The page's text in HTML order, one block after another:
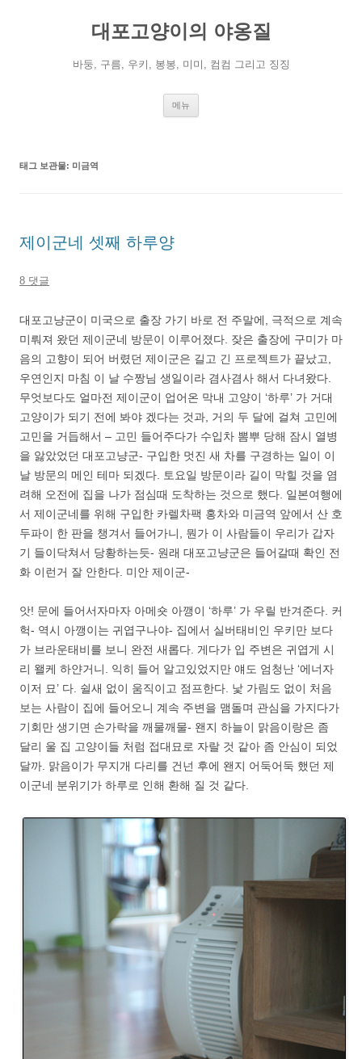
대포고양이의 야옹질
바둥, 구름, 우키, 봉봉, 미미, 컴컴 그리고 징징
메뉴
태그 보관물: 미금역
제이군네 셋째 하루양
8 댓글
대포고냥군이 미국으로 출장 가기 바로 전 주말에, 극적으로 계속
미뤄져 왔던 제이군네 방문이 이루어졌다. 잦은 출장에 구미가 마
음의 고향이 되어 버렸던 제이군은 길고 긴 프로젝트가 끝났고,
우연인지 마침 이 날 수짱님 생일이라 겸사겸사 해서 다녀왔다.
무엇보다도 얼마전 제이군이 업어온 막내 고양이 ‘하루’ 가 거대
고양이가 되기 전에 봐야 겠다는 것과, 거의 두 달에 걸쳐 고민에
고민을 거듭해서 – 고민 들어주다가 수입차 뽐뿌 당해 잠시 열병
을 앓았었던 대포고냥군- 구입한 멋진 새 차를 구경하는 일이 이
날 방문의 메인 테마 되겠다. 토요일 방문이라 길이 막힐 것을 염
려해 오전에 집을 나가 점심때 도착하는 것으로 했다. 일본여행에
서 제이군네를 위해 구입한 카렐차팩 홍차와 미금역 앞에서 산 호
두파이 한 판을 챙겨서 들어가니, 뭔가 이 사람들이 우리가 갑자
기 들이닥쳐서 당황하는듯- 원래 대포고냥군은 들어갈때 확인 전
화 이런거 잘 안한다. 미안 제이군-
앗! 문에 들어서자마자 아메숏 아깽이 ‘하루’ 가 우릴 반겨준다. 커
헉- 역시 아깽이는 귀엽구나야- 집에서 실버태비인 우키만 보다
가 브라운태비를 보니 완전 새롭다. 게다가 입 주변은 귀엽게 시
리 왤케 하얀거니. 익히 들어 알고있었지만 얘도 엄청난 ‘에너자
이저 묘’ 다. 쉴새 없이 움직이고 점프한다. 낯 가림도 없이 처음
보는 사람이 집에 들어오니 계속 주변을 맴돌며 관심을 가지다가
기회만 생기면 손가락을 깨물깨물- 왠지 하늘이 맑음이랑은 좀
달리 울 집 고양이들 처럼 접대묘로 자랄 것 같아 좀 안심이 되었
달까. 맑음이가 무지개 다리를 건넌 후에 왠지 어둑어둑 했던 제
이군네 분위기가 하루로 인해 환해 질 것 같다.